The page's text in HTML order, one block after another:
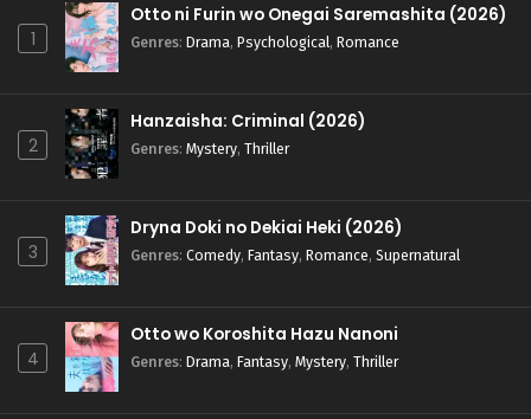
1
Otto ni Furin wo Onegai Saremashita (2026)
Genres: Drama, Psychological, Romance
2
Hanzaisha: Criminal (2026)
Genres: Mystery, Thriller
3
Dryna Doki no Dekiai Heki (2026)
Genres: Comedy, Fantasy, Romance, Supernatural
4
Otto wo Koroshita Hazu Nanoni
Genres: Drama, Fantasy, Mystery, Thriller